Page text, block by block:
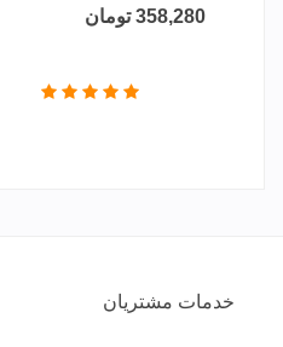
358,280 تومان
خدمات مشتریان